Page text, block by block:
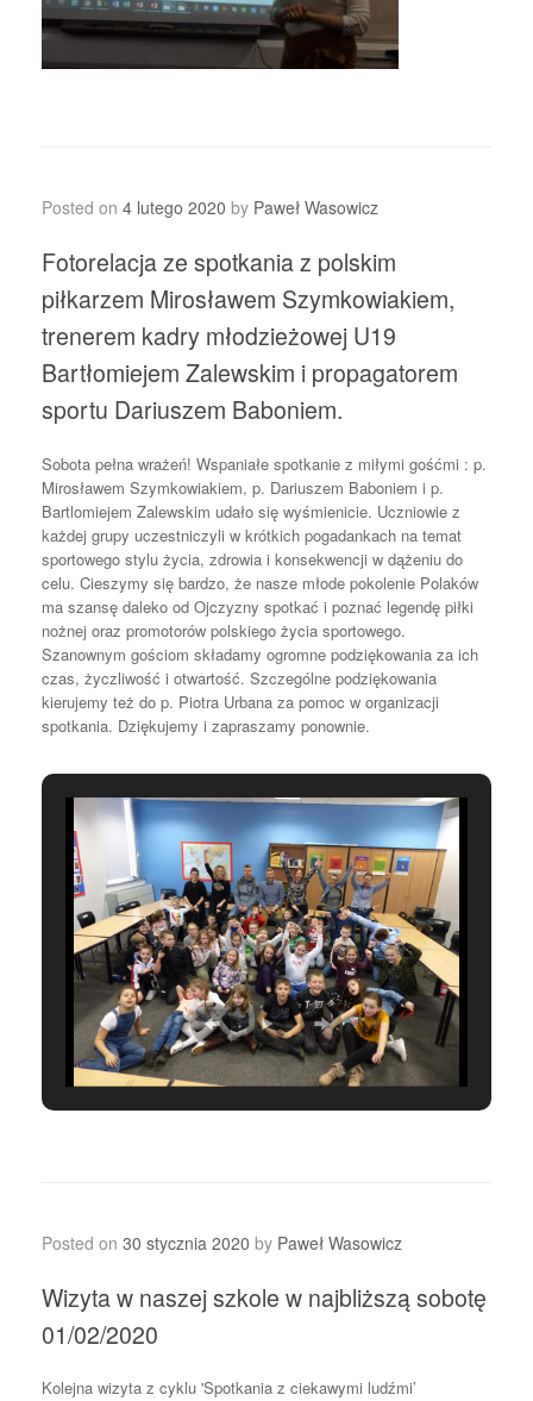
Posted on 4 lutego 2020 by Paweł Wasowicz
Fotorelacja ze spotkania z polskim
piłkarzem Mirosławem Szymkowiakiem,
trenerem kadry młodzieżowej U19
Bartłomiejem Zalewskim i propagatorem
sportu Dariuszem Baboniem.
Sobota pełna wrażeń! Wspaniałe spotkanie z miłymi gośćmi : p.
Mirosławem Szymkowiakiem, p. Dariuszem Baboniem i p.
Bartlomiejem Zalewskim udało się wyśmienicie. Uczniowie z
każdej grupy uczestniczyli w krótkich pogadankach na temat
sportowego stylu życia, zdrowia i konsekwencji w dążeniu do
celu. Cieszymy się bardzo, że nasze młode pokolenie Polaków
ma szansę daleko od Ojczyzny spotkać i poznać legendę piłki
nożnej oraz promotorów polskiego życia sportowego.
Szanownym gościom składamy ogromne podziękowania za ich
czas, życzliwość i otwartość. Szczególne podziękowania
kierujemy też do p. Piotra Urbana za pomoc w organizacji
spotkania. Dziękujemy i zapraszamy ponownie.
Posted on 30 stycznia 2020 by Paweł Wasowicz
Wizyta w naszej szkole w najbliższą sobotę
01/02/2020
Kolejna wizyta z cyklu 'Spotkania z ciekawymi ludźmi’